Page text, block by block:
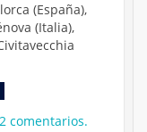
(España),
(Italia),
comentarios.